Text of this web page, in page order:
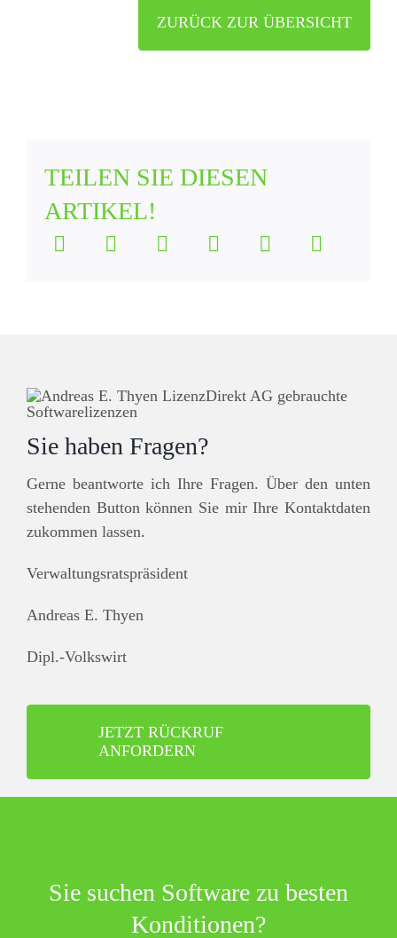
ZURÜCK ZUR ÜBERSICHT
TEILEN SIE DIESEN
ARTIKEL!
Sie haben Fragen?
Gerne beantworte ich Ihre Fragen. Über den unten
stehenden Button können Sie mir Ihre Kontaktdaten
zukommen lassen.
Verwaltungsratspräsident
Andreas E. Thyen
Dipl.-Volkswirt
JETZT RÜCKRUF
ANFORDERN
Sie suchen Software zu besten
Konditionen?